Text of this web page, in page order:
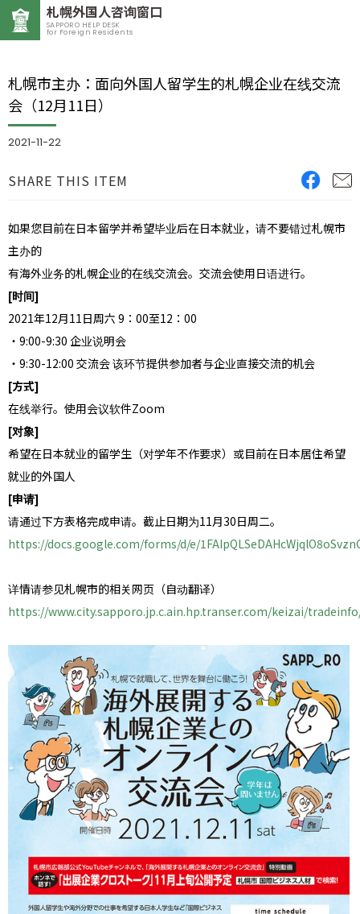
札幌外国人咨询窗口
SAPPORO HELP DESK
for Foreign Residents
札幌市主办：面向外国人留学生的札幌企业在线交流
会（12月11日）
2021-11-22
SHARE THIS ITEM
如果您目前在日本留学并希望毕业后在日本就业，请不要错过札幌市
主办的
有海外业务的札幌企业的在线交流会。交流会使用日语进行。
[时间]
2021年12月11日周六 9：00至12：00
・9:00-9:30 企业说明会
・9:30-12:00 交流会 该环节提供参加者与企业直接交流的机会
[方式]
在线举行。使用会议软件Zoom
[对象]
希望在日本就业的留学生（对学年不作要求）或目前在日本居住希望
就业的外国人
[申请]
请通过下方表格完成申请。截止日期为11月30日周二。
https://docs.google.com/forms/d/e/
详情请参见札幌市的相关网页（自动翻译）
https://www.city.sapporo.jp.c.ain.hp.transer.com/keizai/